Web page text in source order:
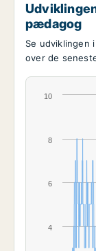
pædagog
Se udviklingen
over de
4
6
8
10